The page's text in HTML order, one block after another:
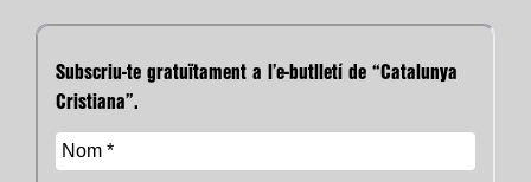
Subscriu-te gratuïtament a l’e-butlletí de “Catalunya
Cristiana”.